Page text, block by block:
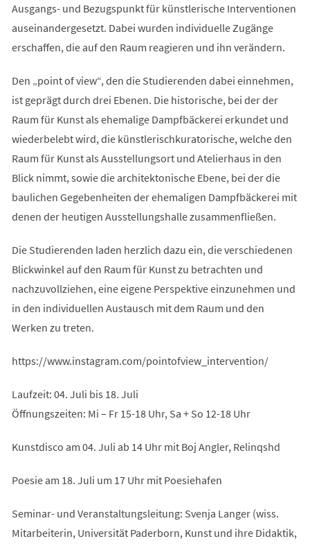
Ausgangs- und Bezugspunkt für künstlerische Interventionen
auseinandergesetzt. Dabei wurden individuelle Zugänge
erschaffen, die auf den Raum reagieren und ihn verändern.
Den „point of view“, den die Studierenden dabei einnehmen,
ist geprägt durch drei Ebenen. Die historische, bei der der
Raum für Kunst als ehemalige Dampfbäckerei erkundet und
wiederbelebt wird, die künstlerischkuratorische, welche den
Raum für Kunst als Ausstellungsort und Atelierhaus in den
Blick nimmt, sowie die architektonische Ebene, bei der die
baulichen Gegebenheiten der ehemaligen Dampfbäckerei mit
denen der heutigen Ausstellungshalle zusammenfließen.
Die Studierenden laden herzlich dazu ein, die verschiedenen
Blickwinkel auf den Raum für Kunst zu betrachten und
nachzuvollziehen, eine eigene Perspektive einzunehmen und
in den individuellen Austausch mit dem Raum und den
Werken zu treten.
https://www.instagram.com/pointofview_intervention/
Laufzeit: 04. Juli bis 18. Juli
Öffnungszeiten: Mi – Fr 15-18 Uhr, Sa + So 12-18 Uhr
Kunstdisco am 04. Juli ab 14 Uhr mit Boj Angler, Relinqshd
Poesie am 18. Juli um 17 Uhr mit Poesiehafen
Seminar- und Veranstaltungsleitung: Svenja Langer (wiss.
Mitarbeiterin, Universität Paderborn, Kunst und ihre Didaktik,